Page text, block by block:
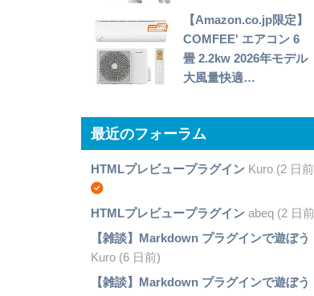
【Amazon.co.jp限定】
COMFEE' エアコン 6
畳 2.2kw 2026年モデル
大風量快適…
最近のフォーラム
HTMLプレビュープラグインKuro (2 日
HTMLプレビュープラグインabeq (2 日
【雑談】Markdown プラグインで遊ぼう
Kuro (6 日前)
【雑談】Markdown プラグインで遊ぼう